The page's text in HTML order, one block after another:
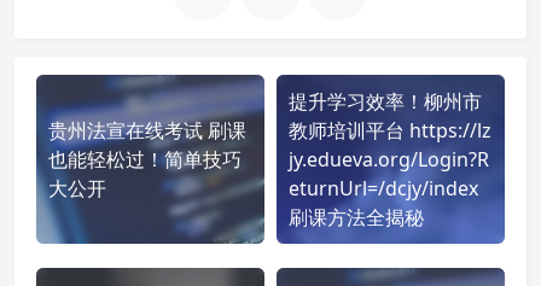
贵州法宣在线考试 刷课
也能轻松过！简单技巧
大公开
提升学习效率！柳州市
教师培训平台 https://lz
jy.edueva.org/Login?R
eturnUrl=/dcjy/index
刷课方法全揭秘